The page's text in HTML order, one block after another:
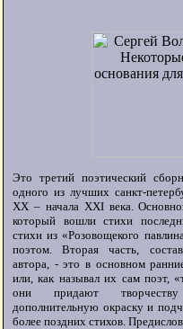
Это третий поэтический
одного из лучших санкт-
ХХ – начала XXI века.
который вошли стихи
стихи из «Розовощекого
поэтом. Вторая часть,
автора, - это в основном
или, как называл их сам поэт,
они придают
дополнительную окраску и
более поздних стихов.